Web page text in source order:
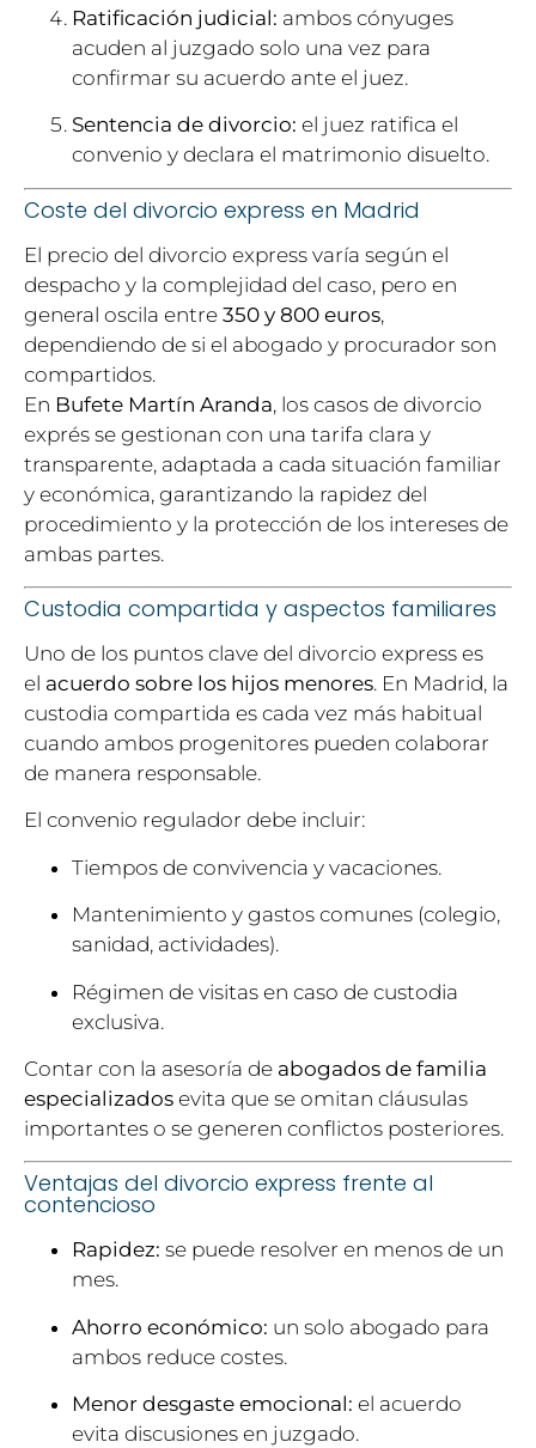
Ratificación judicial: ambos cónyuges
acuden al juzgado solo una vez para
confirmar su acuerdo ante el juez.
Sentencia de divorcio: el juez ratifica el
convenio y declara el matrimonio disuelto.
Coste del divorcio express en Madrid
El precio del divorcio express varía según el
despacho y la complejidad del caso, pero en
general oscila entre 350 y 800 euros,
dependiendo de si el abogado y procurador son
compartidos.
En Bufete Martín Aranda, los casos de divorcio
exprés se gestionan con una tarifa clara y
transparente, adaptada a cada situación familiar
y económica, garantizando la rapidez del
procedimiento y la protección de los intereses de
ambas partes.
Custodia compartida y aspectos familiares
Uno de los puntos clave del divorcio express es
el acuerdo sobre los hijos menores. En Madrid, la
custodia compartida es cada vez más habitual
cuando ambos progenitores pueden colaborar
de manera responsable.
El convenio regulador debe incluir:
Tiempos de convivencia y vacaciones.
Mantenimiento y gastos comunes (colegio,
sanidad, actividades).
Régimen de visitas en caso de custodia
exclusiva.
Contar con la asesoría de abogados de familia
especializados evita que se omitan cláusulas
importantes o se generen conflictos posteriores.
Ventajas del divorcio express frente al
contencioso
Rapidez: se puede resolver en menos de un
mes.
Ahorro económico: un solo abogado para
ambos reduce costes.
Menor desgaste emocional: el acuerdo
evita discusiones en juzgado.